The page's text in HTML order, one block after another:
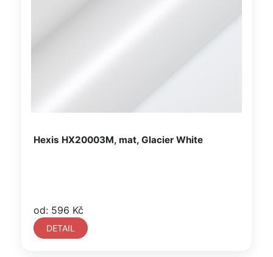
Hexis HX20003M, mat, Glacier White
od: 596 Kč
DETAIL